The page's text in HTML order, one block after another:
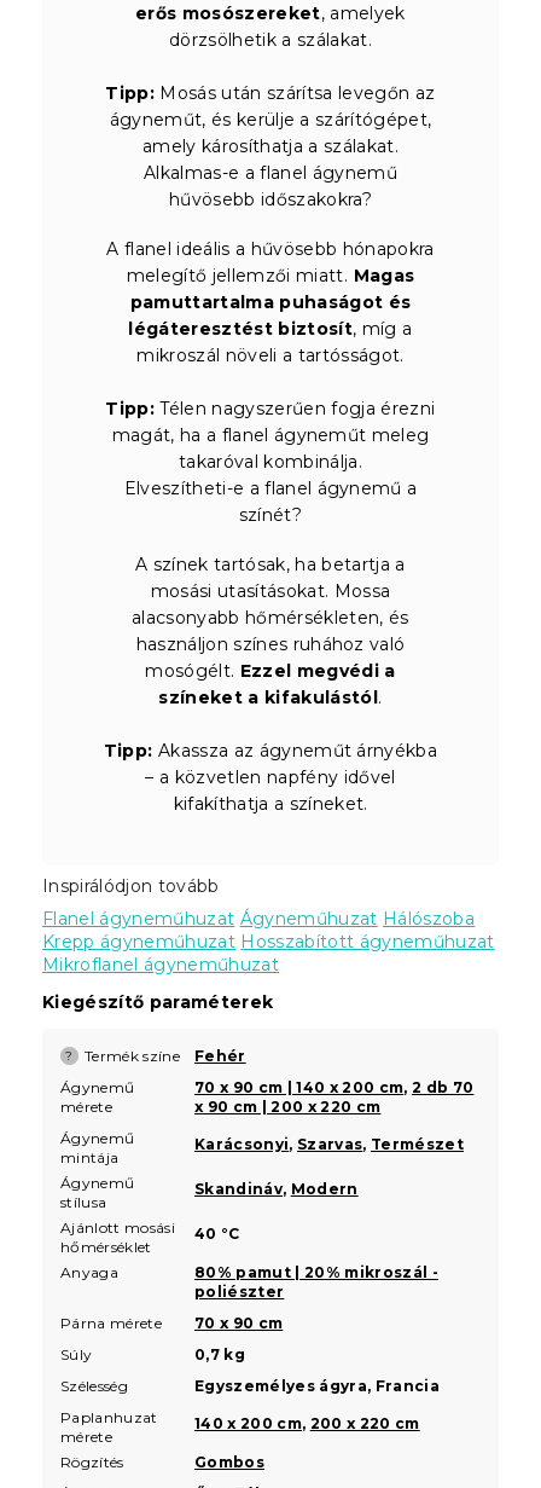
erős mosószereket, amelyek
dörzsölhetik a szálakat.
Tipp: Mosás után szárítsa levegőn az
ágyneműt, és kerülje a szárítógépet,
amely károsíthatja a szálakat.
Alkalmas-e a flanel ágynemű
hűvösebb időszakokra?
A flanel ideális a hűvösebb hónapokra
melegítő jellemzői miatt. Magas
pamuttartalma puhaságot és
légáteresztést biztosít, míg a
mikroszál növeli a tartósságot.
Tipp: Télen nagyszerűen fogja érezni
magát, ha a flanel ágyneműt meleg
takaróval kombinálja.
Elveszítheti-e a flanel ágynemű a
színét?
A színek tartósak, ha betartja a
mosási utasításokat. Mossa
alacsonyabb hőmérsékleten, és
használjon színes ruhához való
mosógélt. Ezzel megvédi a
színeket a kifakulástól.
Tipp: Akassza az ágyneműt árnyékba
– a közvetlen napfény idővel
kifakíthatja a színeket.
Inspirálódjon tovább
Flanel ágyneműhuzat Ágyneműhuzat Hálószoba
Krepp ágyneműhuzat Hosszabított ágyneműhuzat
Mikroflanel ágyneműhuzat
Kiegészítő paraméterek
? Termék színe
Fehér
Ágynemű
mérete
70 x 90 cm | 140 x 200 cm,2 db 70
x 90 cm | 200 x 220 cm
Ágynemű
mintája
Karácsonyi, Szarvas, Természet
Ágynemű
stílusa
Skandináv, Modern
Ajánlott mosási
hőmérséklet
40 °C
Anyaga
80% pamut | 20% mikroszál -
poliészter
Párna mérete
70 x 90 cm
Súly
0,7 kg
Szélesség
Egyszemélyes ágyra, Francia
Paplanhuzat
mérete
140 x 200 cm, 200 x 220 cm
Rögzítés
Gombos